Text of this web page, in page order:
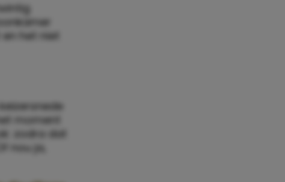
het niet
moment
zodra dat
nou ja,